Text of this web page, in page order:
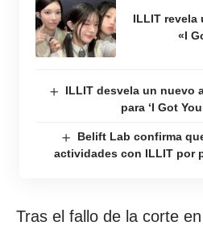
ILLIT revela
«I
ILLIT desvela un nuevo
para ‘I Got
Belift Lab confirma
actividades con ILLIT por
Tras el fallo de la corte